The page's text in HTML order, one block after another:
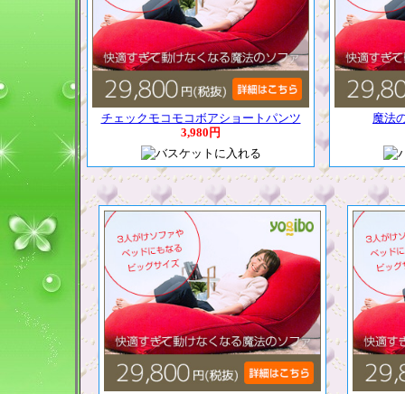
チェックモコモコボアショートパンツ
3,980円
魔法